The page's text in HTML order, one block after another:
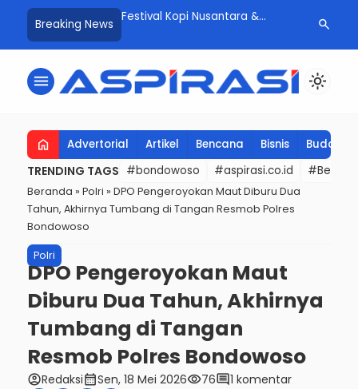
Breaking News
Panglima TNI
Tegas Atasi
Festival Kopi Nusantara &
Bupati Bondowoso Tekankan
Identitas dan Ekonomi Daerah
Hardiknas
Pendidikan
Tapi
search
menu light_mode
home Advertorial Artikel Bencana Bisnis Budaya
TRENDING TAGS #bondowoso #aspirasi.co.id #Berita
Beranda » Polri » DPO Pengeroyokan Maut Diburu Dua
Tahun, Akhirnya Tumbang di Tangan Resmob Polres
Bondowoso
Polri
DPO Pengeroyokan Maut
Diburu Dua Tahun, Akhirnya
Tumbang di Tangan
Resmob Polres Bondowoso
account_circleRedaksicalendar_monthSen, 18 Mei 2026visibility76comment1 komentar